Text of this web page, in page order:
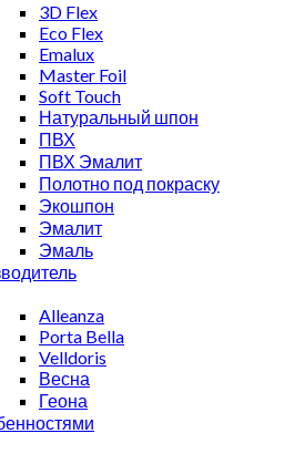
3D Flex
Eco Flex
Emalux
Master Foil
Soft Touch
Натуральный шпон
ПВХ
ПВХ Эмалит
Полотно под покраску
Экошпон
Эмалит
Эмаль
Alleanza
Porta Bella
Velldoris
Весна
Геона